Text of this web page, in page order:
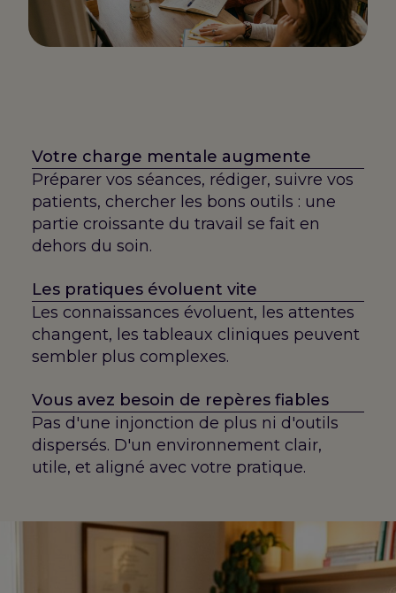
Votre charge mentale augmente
Préparer vos séances, rédiger, suivre vos
patients, chercher les bons outils : une
partie croissante du travail se fait en
dehors du soin.
Les pratiques évoluent vite
Les connaissances évoluent, les attentes
changent, les tableaux cliniques peuvent
sembler plus complexes.
Vous avez besoin de repères fiables
Pas d'une injonction de plus ni d'outils
dispersés. D'un environnement clair,
utile, et aligné avec votre pratique.